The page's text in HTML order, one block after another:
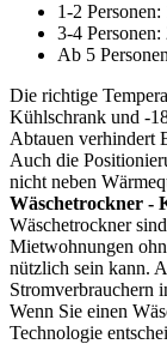
1-2
3-4
Ab 5
Die richtige
Kühlschrank und -
Abtauen verhindert
Auch die
nicht neben
Wäschetrockner -
Wäschetrockner
Mietwohnungen
nützlich sein kann.
Stromverbrauchern
Wenn Sie einen
Technologie